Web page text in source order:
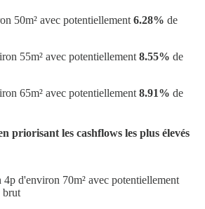
50m² avec potentiellement 6.28% de
55m² avec potentiellement 8.55% de
65m² avec potentiellement 8.91% de
priorisant les cashflows les plus élevés
d'environ 70m² avec potentiellement
brut